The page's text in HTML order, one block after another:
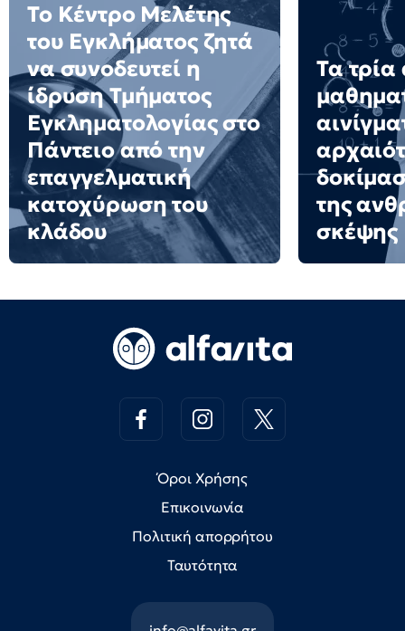
Το Κέντρο Μελέτης
του Εγκλήματος ζητά
να συνοδευτεί η
ίδρυση Τμήματος
Εγκληματολογίας στο
Πάντειο από την
επαγγελματική
κατοχύρωση του
κλάδου
Τα τρία
της
σκέψης
Όροι Χρήσης
Επικοινωνία
Πολιτική απορρήτου
Ταυτότητα